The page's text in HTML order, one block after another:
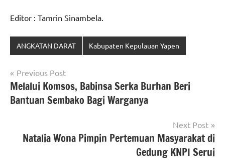
Editor : Tamrin Sinambela.
ANGKATAN DARAT Kabupaten Kepulauan Yapen
Navigasi
pos
Previous Post
Melalui Komsos, Babinsa Serka Burhan Beri
Bantuan Sembako Bagi Warganya
Next Post
Natalia Wona Pimpin Pertemuan Masyarakat di
Gedung KNPI Serui